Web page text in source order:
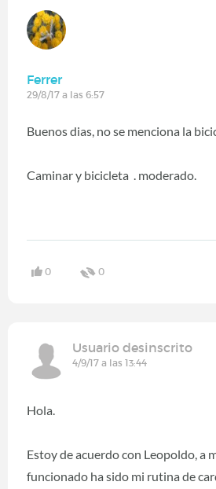
Ferrer
29/8/17 a las 6:57
Buenos dias, no se menciona la
Caminar y bicicleta . moderado.
0 0
Usuario desinscrito
4/9/17 a las 13:44
Hola.
Estoy de acuerdo con Leopoldo, a
funcionado ha sido mi rutina de